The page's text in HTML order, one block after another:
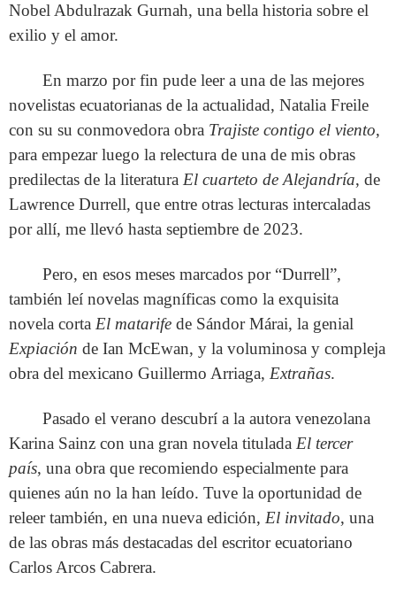
Nobel Abdulrazak Gurnah, una bella historia sobre el
exilio y el amor.
En marzo por fin pude leer a una de las mejores
novelistas ecuatorianas de la actualidad, Natalia Freile
con su su conmovedora obra Trajiste contigo el viento,
para empezar luego la relectura de una de mis obras
predilectas de la literatura El cuarteto de Alejandría, de
Lawrence Durrell, que entre otras lecturas intercaladas
por allí, me llevó hasta septiembre de 2023.
Pero, en esos meses marcados por “Durrell”,
también leí novelas magníficas como la exquisita
novela corta El matarife de Sándor Márai, la genial
Expiación de Ian McEwan, y la voluminosa y compleja
obra del mexicano Guillermo Arriaga, Extrañas.
Pasado el verano descubrí a la autora venezolana
Karina Sainz con una gran novela titulada El tercer
país, una obra que recomiendo especialmente para
quienes aún no la han leído. Tuve la oportunidad de
releer también, en una nueva edición, El invitado, una
de las obras más destacadas del escritor ecuatoriano
Carlos Arcos Cabrera.